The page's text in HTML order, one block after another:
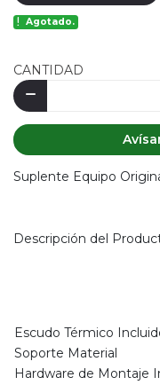
Agotado.
CANTIDAD
Suplente Equipo
Descripción del
Escudo Térmico
Soporte Material
Hardware de Montaje